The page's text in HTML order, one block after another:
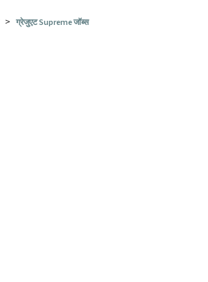
> ग्रेजुएट Supreme जॉब्स